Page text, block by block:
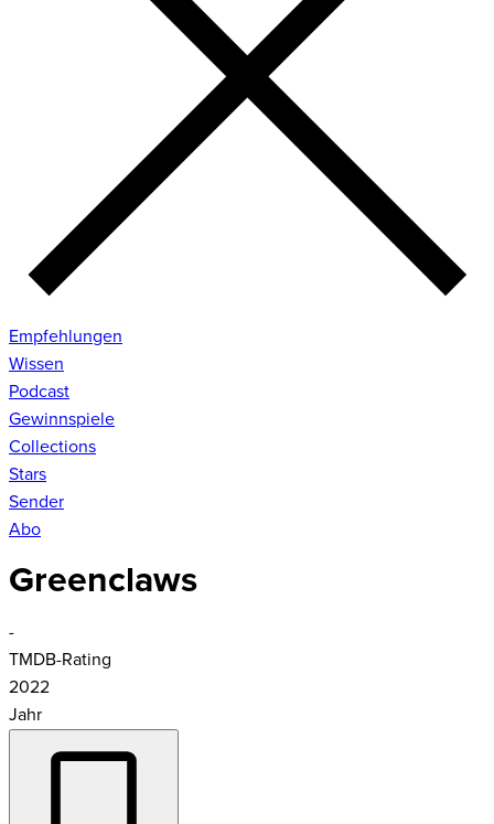
Empfehlungen
Wissen
Podcast
Gewinnspiele
Collections
Stars
Sender
Abo
Greenclaws
-
TMDB-Rating
2022
Jahr